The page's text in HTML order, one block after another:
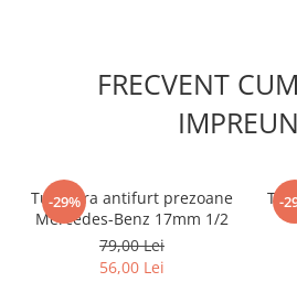
Mazda
Mercedes
FRECVENT
-29%
Tubulara antifurt prezoane
Mercedes-Benz 17mm 1/2
79,00 Lei
56,00 Lei
-